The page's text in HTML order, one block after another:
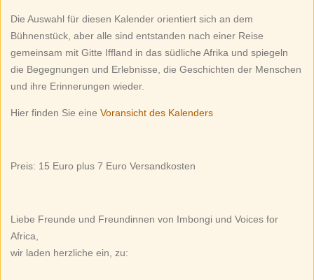
Die Auswahl für diesen Kalender orientiert sich an dem
Bühnenstück, aber alle sind entstanden nach einer Reise
gemeinsam mit Gitte Iffland in das südliche Afrika und spiegeln
die Begegnungen und Erlebnisse, die Geschichten der Menschen
und ihre Erinnerungen wieder.
Hier finden Sie eine Voransicht des Kalenders
Preis: 15 Euro plus 7 Euro Versandkosten
Liebe Freunde und Freundinnen von Imbongi und Voices for
Africa,
wir laden herzliche ein, zu: